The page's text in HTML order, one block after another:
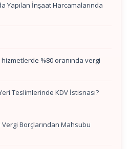
Yapılan İnşaat Harcamalarında
%80 oranında vergi
Teslimlerinde KDV İstisnası?
Vergi Borçlarından Mahsubu